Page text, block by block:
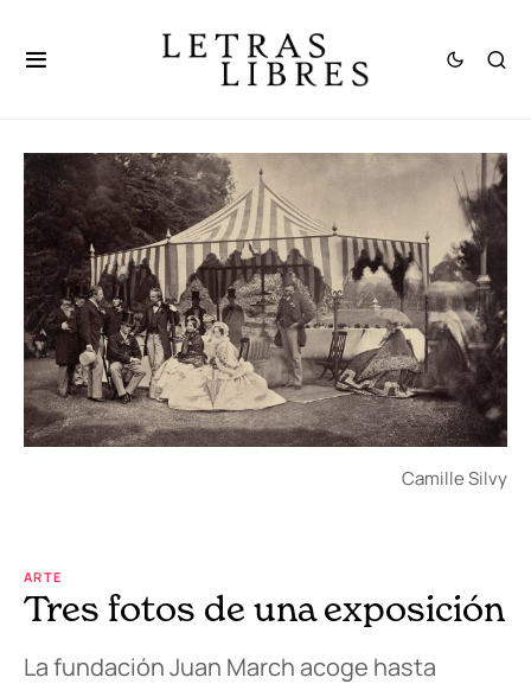
Camille Silvy
ARTE
Tres fotos de una exposición
La fundación Juan March acoge hasta